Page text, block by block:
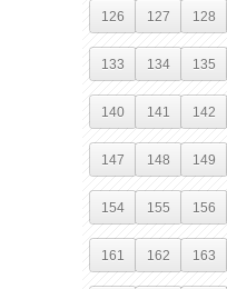
126 127 128
133 134 135
140 141 142
147 148 149
154 155 156
161 162 163